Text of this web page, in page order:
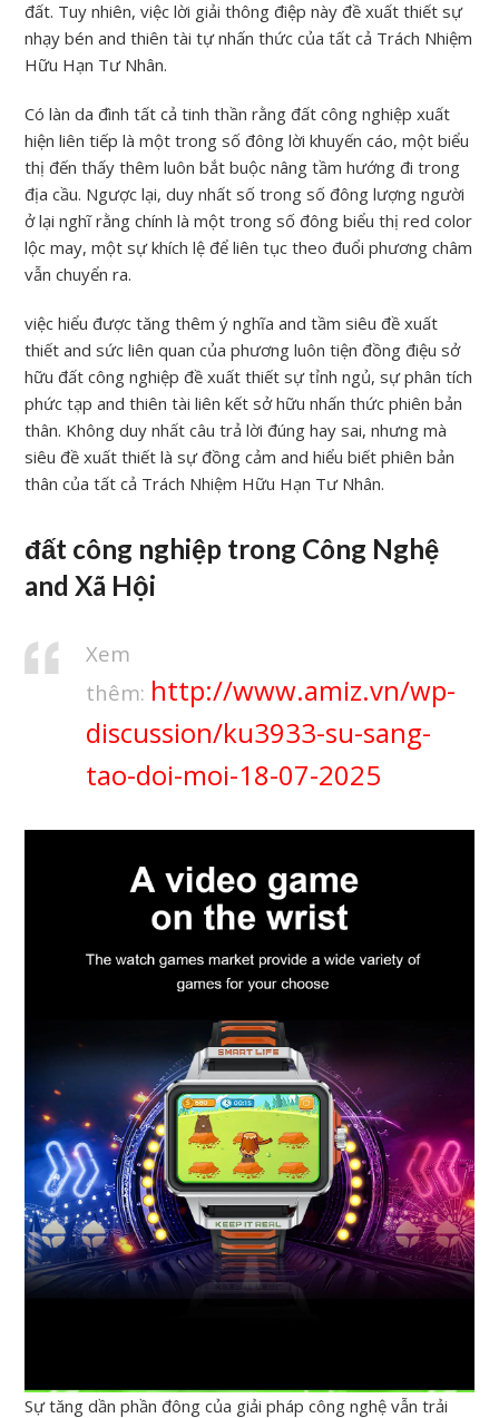
đất. Tuy nhiên, việc lời giải thông điệp này đề xuất thiết sự
nhạy bén and thiên tài tự nhấn thức của tất cả Trách Nhiệm
Hữu Hạn Tư Nhân.
Có làn da đình tất cả tinh thần rằng đất công nghiệp xuất
hiện liên tiếp là một trong số đông lời khuyến cáo, một biểu
thị đến thấy thêm luôn bắt buộc nâng tầm hướng đi trong
địa cầu. Ngược lại, duy nhất số trong số đông lượng người
ở lại nghĩ rằng chính là một trong số đông biểu thị red color
lộc may, một sự khích lệ để liên tục theo đuổi phương châm
vẫn chuyển ra.
việc hiểu được tăng thêm ý nghĩa and tầm siêu đề xuất
thiết and sức liên quan của phương luôn tiện đồng điệu sở
hữu đất công nghiệp đề xuất thiết sự tỉnh ngủ, sự phân tích
phức tạp and thiên tài liên kết sở hữu nhấn thức phiên bản
thân. Không duy nhất câu trả lời đúng hay sai, nhưng mà
siêu đề xuất thiết là sự đồng cảm and hiểu biết phiên bản
thân của tất cả Trách Nhiệm Hữu Hạn Tư Nhân.
đất công nghiệp trong Công Nghệ
and Xã Hội
Xem
thêm: http://www.amiz.vn/wp-
discussion/ku3933-su-sang-
tao-doi-moi-18-07-2025
Sự tăng dần phần đông của giải pháp công nghệ vẫn trải